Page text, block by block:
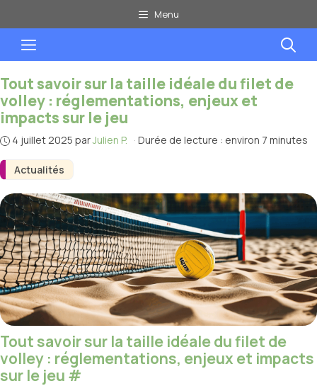
au
contenu
Menu
Menu
Actualités
Tout savoir sur la taille idéale du filet de
volley : réglementations, enjeux et
impacts sur le jeu
4 juillet 2025 parJulien P. · Durée de lecture : environ 7 minutes
Tout savoir sur la taille idéale du filet de
volley : réglementations, enjeux et impacts
sur le jeu #